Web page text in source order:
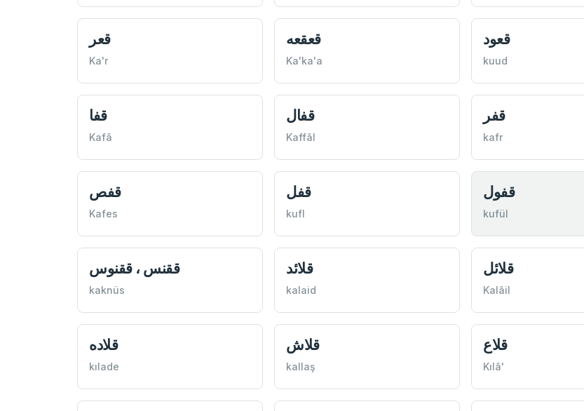
قعر
Ka'r
قعقعه
Ka'ka'a
قعود
kuud
قفا
Kafâ
قفال
Kaffâl
قفر
kafr
قفص
Kafes
قفل
kufl
قفول
kufül
ققنس ، ققنوس
kaknüs
قلائد
kalaid
قلائل
Kalâil
قلاده
kılade
قلاش
kallaş
قلاع
Kılâ'